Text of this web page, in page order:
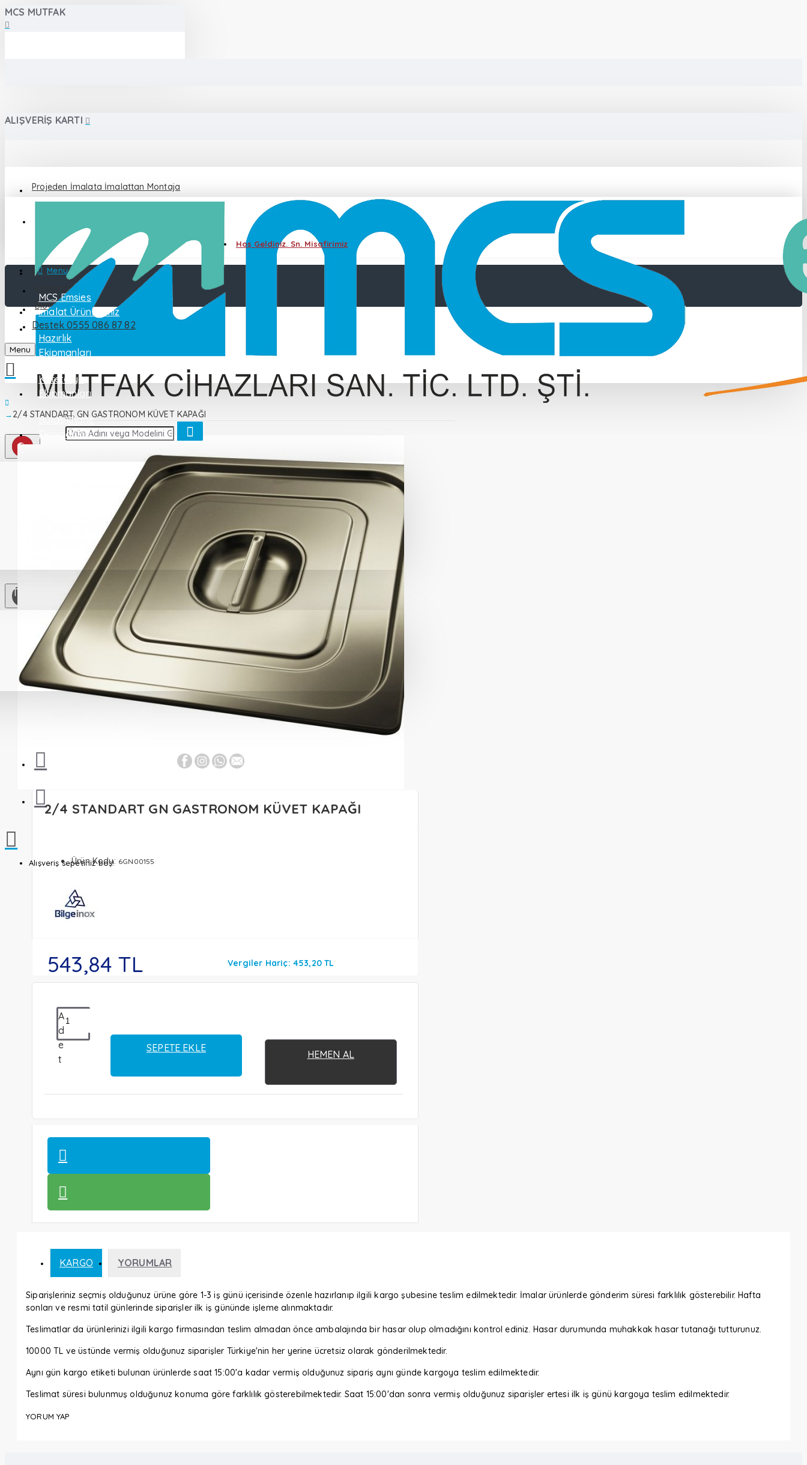
MCS MUTFAK
ALIŞVERIŞ KARTI
Projeden İmalata İmalattan Montaja
Hoş Geldiniz. Sn. Misafirimiz
Katalog
Instagram
Blog
İletişim
TL
Alışveriş sepetiniz boş!
Menu
MCS Emsies
İmalat Ürünlerimiz
Hazırlık
Ekipmanları
Kafeterya
Ekipmanları
Bulaşıkhane
Ekipmanları
Ekipmanları
Otomatları
Paslanmaz Çelik
Mutfak
Mutfak
Gereçleri
Destek 0555 086 87 82
Menu
2/4 STANDART GN GASTRONOM KÜVET KAPAĞI
2/4 STANDART GN GASTRONOM KÜVET KAPAĞI
Ürün Kodu: 6GN00155
543,84 TL Vergiler Hariç: 453,20 TL
A
d
e
t
SEPETE EKLE
HEMEN AL
KARGO YORUMLAR
Siparişleriniz seçmiş olduğunuz ürüne göre 1-3 iş günü içerisinde özenle hazırlanıp ilgili kargo şubesine teslim edilmektedir. İmalar ürünlerde gönderim süresi farklılık gösterebilir. Hafta
sonları ve resmi tatil günlerinde siparişler ilk iş gününde işleme alınmaktadır.
Teslimatlar da ürünlerinizi ilgili kargo firmasından teslim almadan önce ambalajında bir hasar olup olmadığını kontrol ediniz. Hasar durumunda muhakkak hasar tutanağı tutturunuz.
10000 TL ve üstünde vermiş olduğunuz siparişler Türkiye'nin her yerine ücretsiz olarak gönderilmektedir.
Aynı gün kargo etiketi bulunan ürünlerde saat 15:00'a kadar vermiş olduğunuz sipariş aynı günde kargoya teslim edilmektedir.
Teslimat süresi bulunmuş olduğunuz konuma göre farklılık gösterebilmektedir. Saat 15:00'dan sonra vermiş olduğunuz siparişler ertesi ilk iş günü kargoya teslim edilmektedir.
YORUM YAP